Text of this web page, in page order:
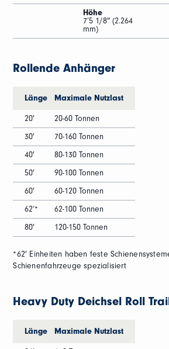
Höhe
7’5 1/8″ (2.264
mm)
Rollende Anhänger
Länge Maximale Nutzlast
20′
20-60 Tonnen
30′
70-160 Tonnen
40′
80-130 Tonnen
50′
90-100 Tonnen
60′
60-120 Tonnen
62’*
62-100 Tonnen
80′
120-150 Tonnen
*62′ Einheiten haben feste
Schienenfahrzeuge spezialisiert
Heavy Duty Deichsel Roll
Länge Maximale Nutzlast